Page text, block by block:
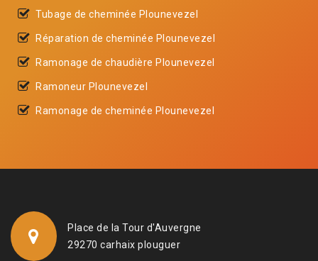
Tubage de cheminée Plounevezel
Réparation de cheminée Plounevezel
Ramonage de chaudière Plounevezel
Ramoneur Plounevezel
Ramonage de cheminée Plounevezel
Place de la Tour d'Auvergne
29270 carhaix plouguer